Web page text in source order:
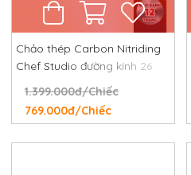
Chảo thép Carbon Nitriding
Chef Studio đường kính 26
cm, chống dính tự nhiên,
chống rỉ, chống xước
1.399.000đ/Chiếc
769.000đ/Chiếc